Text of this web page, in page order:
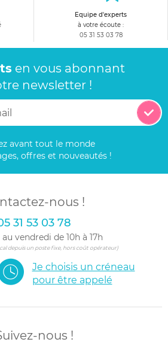
Equipe d'experts
à votre écoute :
05 31 53 03 78
en vous abonnant
newsletter !
avant tout le monde
offres et nouveautés !
nous !
31 53 03 78
vendredi de 10h à 17h
depuis un poste fixe, hors coût opérateur)
Je choisis un créneau
pour être appelé
nous !